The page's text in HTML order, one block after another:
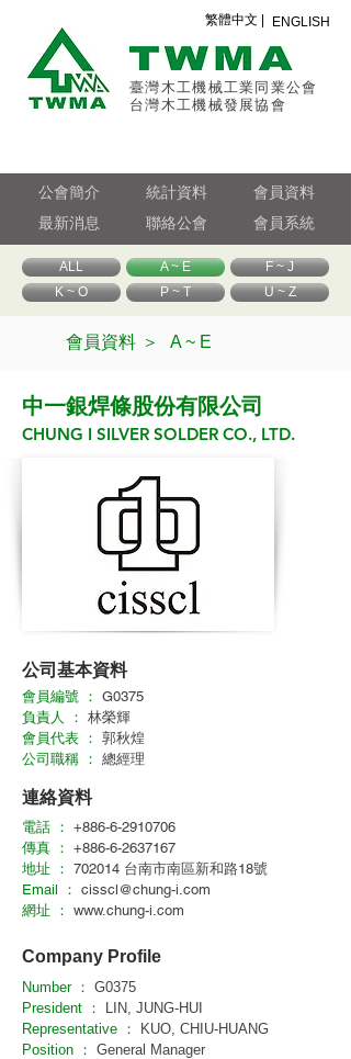
繁體中文 | ENGLISH
臺灣木工機械工業同業公會
台灣木工機械發展協會
公會簡介
最新消息
統計資料
聯絡公會
會員資料
會員系統
ALL A ~ E
F ~ J
K ~ O
P ~ T U ~ Z
會員資料 ＞ A ~ E
中一銀焊條股份有限公司
CHUNG I SILVER SOLDER CO., LTD.
公司基本資料
會員編號 ： G0375
負責人 ： 林榮輝
會員代表 ： 郭秋煌
公司職稱 ： 總經理
連絡資料
電話 ： +886-6-2910706
傳真 ： +886-6-2637167
地址 ： 702014 台南市南區新和路18號
Email ： cisscl@chung-i.com
網址 ： www.chung-i.com
Company Profile
Number ： G0375
President ：
LIN, JUNG-HUI
Representative ：
KUO, CHIU-HUANG
Position ： General Manager